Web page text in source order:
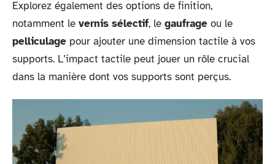
Explorez également des options de finition,
notamment le vernis sélectif, le gaufrage ou le
pelliculage pour ajouter une dimension tactile à vos
supports. L’impact tactile peut jouer un rôle crucial
dans la manière dont vos supports sont perçus.